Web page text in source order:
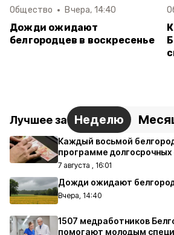
Общество Вчера, 14:40
Дожди ожидают
белгородцев в воскресенье
Лучшее за Неделю
Каждый восьмой
программе
7 августа , 16:01
Дожди ожидают
Вчера, 14:40
1507 медработников
помогают молодым